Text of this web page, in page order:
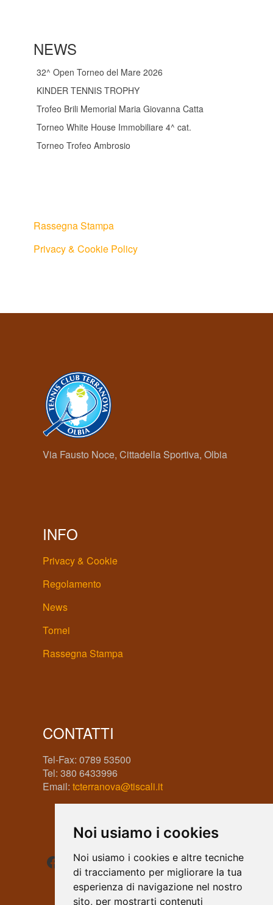
Noi usiamo i cookies
Noi usiamo i cookies e altre tecniche
di tracciamento per migliorare la tua
esperienza di navigazione nel nostro
sito, per mostrarti contenuti
NEWS
32^ Open Torneo del Mare 2026
KINDER TENNIS TROPHY
Trofeo Brili Memorial Maria Giovanna Catta
Torneo White House Immobiliare 4^ cat.
Torneo Trofeo Ambrosio
Rassegna Stampa
Privacy & Cookie Policy
Via Fausto Noce, Cittadella Sportiva, Olbia
INFO
Privacy & Cookie
Regolamento
News
Tornei
Rassegna Stampa
CONTATTI
Tel-Fax: 0789 53500
Tel: 380 6433996
Email: tcterranova@tiscali.it
Facebook
Instagram
WhatsApp